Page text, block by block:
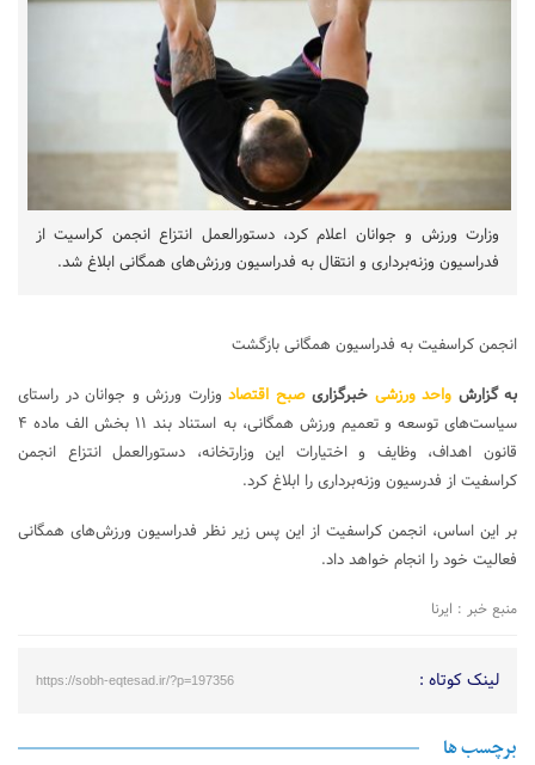
وزارت ورزش و جوانان اعلام کرد، دستورالعمل انتزاع انجمن کراسیت از
فدراسیون وزنه‌برداری و انتقال به فدراسیون ورزش‌های همگانی ابلاغ شد.
انجمن کراسفیت به فدراسیون همگانی بازگشت
به گزارش واحد ورزشی خبرگزاریصبح اقتصاد وزارت ورزش و جوانان در راستای
سیاست‌های توسعه و تعمیم ورزش همگانی، به استناد بند ۱۱ بخش الف ماده ۴
قانون اهداف، وظایف و اختیارات این وزارتخانه، دستورالعمل انتزاع انجمن
کراسفیت از فدرسیون وزنه‌برداری را ابلاغ کرد.
بر این اساس، انجمن کراسفیت از این پس زیر نظر فدراسیون ورزش‌های همگانی
فعالیت خود را انجام خواهد داد.
منبع خبر : ایرنا
لینک کوتاه : https://sobh-eqtesad.ir/?p=197356
برچسب ها